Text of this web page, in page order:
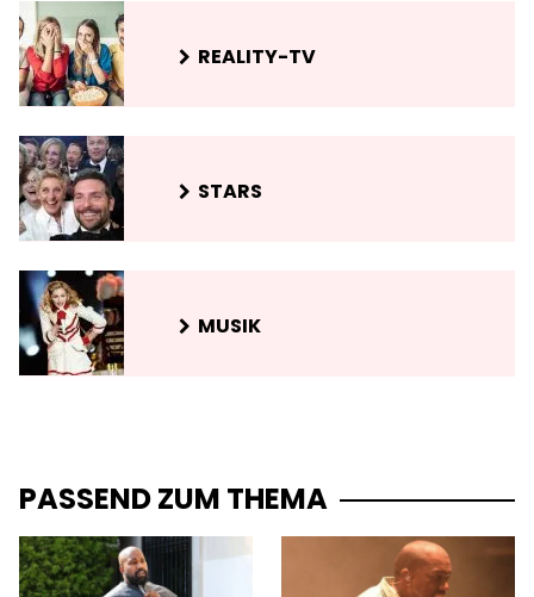
REALITY-TV
STARS
MUSIK
PASSEND ZUM THEMA